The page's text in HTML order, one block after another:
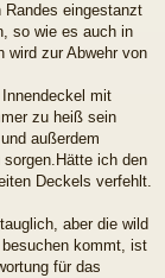
Randes eingestanzt
so wie es auch in
wird zur Abwehr von
mit
zu heiß sein
außerdem
ich den
Deckels verfehlt.
aber die wild
kommt, ist
für das